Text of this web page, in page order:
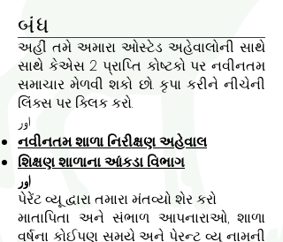
બંધ
અહીં તમે અમારા ઓસ્ટેડ અહેવાલોની સાથે
સાથે કેએસ 2 પ્રાપ્તિ કોષ્ટકો પર નવીનતમ
સમાચાર મેળવી શકો છો. કૃપા કરીને નીચેની
લિંક્સ પર ક્લિક કરો.
اور
નવીનતમ શાળા નિરીક્ષણ અહેવાલ
શિક્ષણ શાળાના આંકડા વિભાગ
اور
પેરેંટ વ્યૂ દ્વારા તમારા મંતવ્યો શેર કરો
માતાપિતા અને સંભાળ આપનારાઓ, શાળા
વર્ષના કોઈપણ સમયે અને પેરન્ટ વ્યૂ નામની